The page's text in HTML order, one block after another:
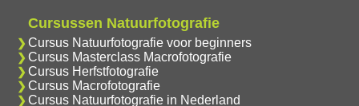
Cursussen Natuurfotografie
Cursus Natuurfotografie voor beginners
Cursus Masterclass Macrofotografie
Cursus Herfstfotografie
Cursus Macrofotografie
Cursus Natuurfotografie in Nederland